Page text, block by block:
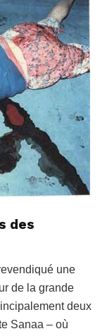
des
une
de la grande
deux
Sanaa – où